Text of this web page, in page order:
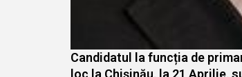
Candidatul la funcția de